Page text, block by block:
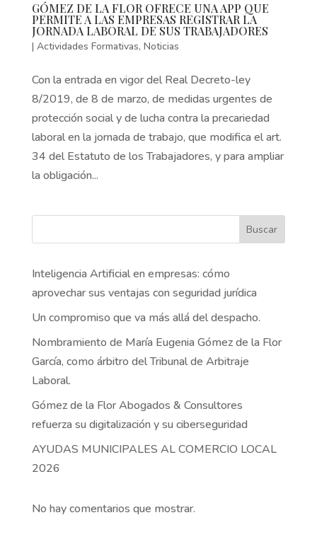
GÓMEZ DE LA FLOR OFRECE UNA APP QUE
PERMITE A LAS EMPRESAS REGISTRAR LA
JORNADA LABORAL DE SUS TRABAJADORES
| Actividades Formativas, Noticias
Con la entrada en vigor del Real Decreto-ley
8/2019, de 8 de marzo, de medidas urgentes de
protección social y de lucha contra la precariedad
laboral en la jornada de trabajo, que modifica el art.
34 del Estatuto de los Trabajadores, y para ampliar
la obligación...
Buscar
Inteligencia Artificial en empresas: cómo
aprovechar sus ventajas con seguridad jurídica
Un compromiso que va más allá del despacho.
Nombramiento de María Eugenia Gómez de la Flor
García, como árbitro del Tribunal de Arbitraje
Laboral.
Gómez de la Flor Abogados & Consultores
refuerza su digitalización y su ciberseguridad
AYUDAS MUNICIPALES AL COMERCIO LOCAL
2026
No hay comentarios que mostrar.